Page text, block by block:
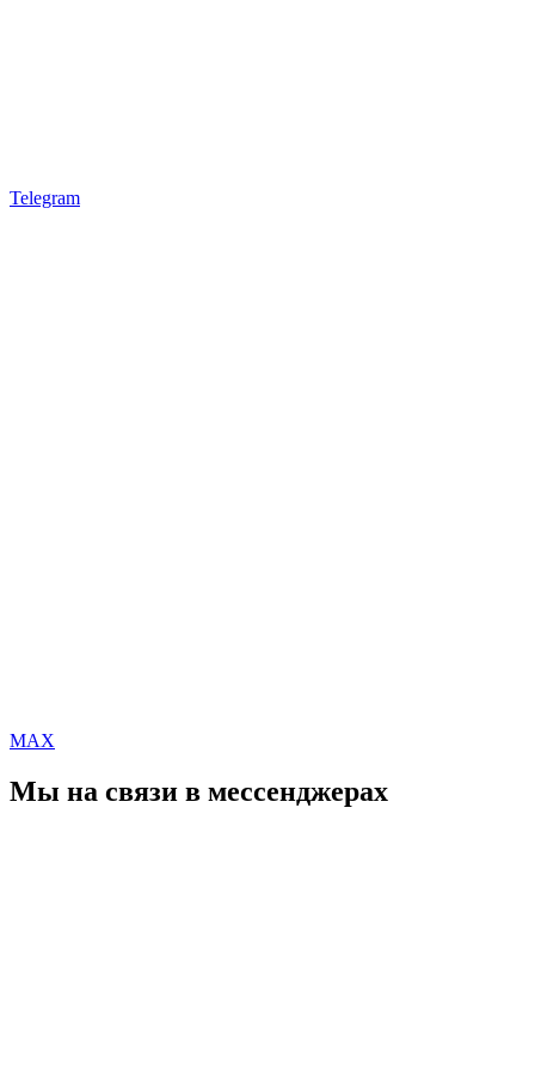
Telegram
MAX
Мы на связи в мессенджерах